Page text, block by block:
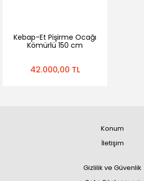
Kebap-Et Pişirme Ocağı
Kömürlü 150 cm
42.000,00 TL
Konum
İletişim
Gizlilik ve Güvenlik